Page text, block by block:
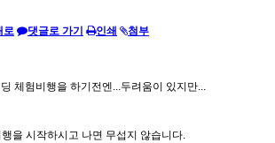
로 댓글로 가기 인쇄 첨부
체험비행을 하기전엔...두려움이 있지만...
행을 시작하시고 나면 무섭지 않습니다.